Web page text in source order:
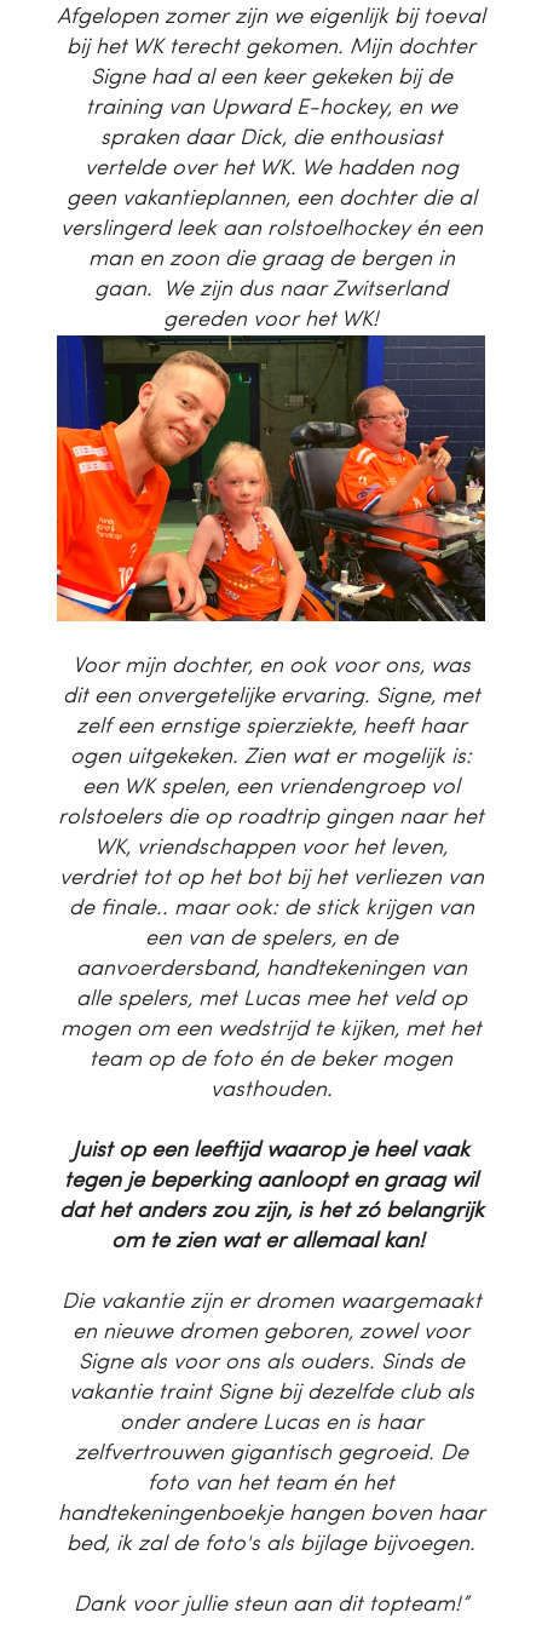
Afgelopen zomer zijn we eigenlijk bij toeval
bij het WK terecht gekomen. Mijn dochter
Signe had al een keer gekeken bij de
training van Upward E-hockey, en we
spraken daar Dick, die enthousiast
vertelde over het WK. We hadden nog
geen vakantieplannen, een dochter die al
verslingerd leek aan rolstoelhockey én een
man en zoon die graag de bergen in
gaan. We zijn dus naar Zwitserland
gereden voor het WK!
Voor mijn dochter, en ook voor ons, was
dit een onvergetelijke ervaring. Signe, met
zelf een ernstige spierziekte, heeft haar
ogen uitgekeken. Zien wat er mogelijk is:
een WK spelen, een vriendengroep vol
rolstoelers die op roadtrip gingen naar het
WK, vriendschappen voor het leven,
verdriet tot op het bot bij het verliezen van
de finale.. maar ook: de stick krijgen van
een van de spelers, en de
aanvoerdersband, handtekeningen van
alle spelers, met Lucas mee het veld op
mogen om een wedstrijd te kijken, met het
team op de foto én de beker mogen
vasthouden.
Juist op een leeftijd waarop je heel vaak
tegen je beperking aanloopt en graag wil
dat het anders zou zijn, is het zó belangrijk
om te zien wat er allemaal kan!
Die vakantie zijn er dromen waargemaakt
en nieuwe dromen geboren, zowel voor
Signe als voor ons als ouders. Sinds de
vakantie traint Signe bij dezelfde club als
onder andere Lucas en is haar
zelfvertrouwen gigantisch gegroeid. De
foto van het team én het
handtekeningenboekje hangen boven haar
bed, ik zal de foto's als bijlage bijvoegen.
Dank voor jullie steun aan dit topteam!”